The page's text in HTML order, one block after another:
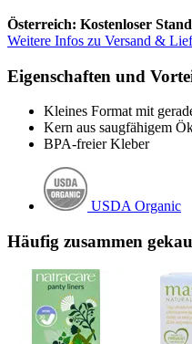
Österreich: Kostenloser
Weitere Infos zu Versand &
Eigenschaften und
Kleines Format mit
Kern aus saugfähigem
BPA-freier Kleber
USDA Organic
Häufig zusammen